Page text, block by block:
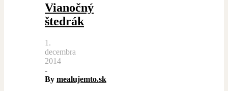
Vianočný
štedrák
1.
decembra
2014
-
By mealujemto.sk